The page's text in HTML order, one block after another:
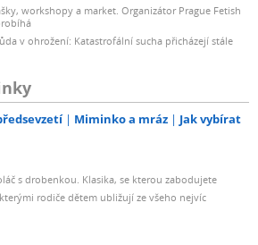
workshopy a market. Organizátor Prague Fetish
v ohrožení: Katastrofální sucha přicházejí stále
Miminko a mráz
Jak vybírat
s drobenkou. Klasika, se kterou zabodujete
rodiče dětem ubližují ze všeho nejvíc